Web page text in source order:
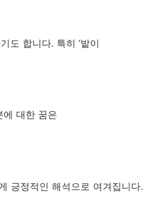
도 합니다. 특히 ‘밭이
에 대한 꿈은
긍정적인 해석으로 여겨집니다.